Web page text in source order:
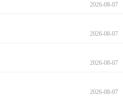
2026-08-07
2026-08-07
2026-08-07
2026-08-07